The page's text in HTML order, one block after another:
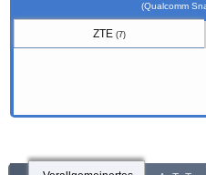
(Qualcomm
ZTE(7)